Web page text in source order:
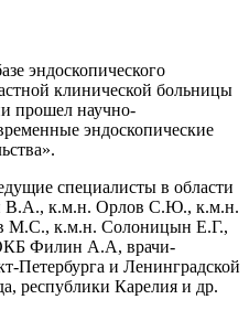
эндоскопического
клинической больницы
прошел научно-
эндоскопические
специалисты в области
В.А., к.м.н. Орлов С.Ю., к.м.н.
М.С., к.м.н. Солоницын Е.Г.,
Филин А.А, врачи-
Петербурга и Ленинградской
республики Карелия и др.